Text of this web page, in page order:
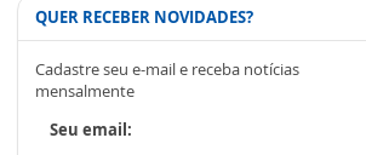
QUER RECEBER NOVIDADES?
Cadastre seu e-mail e receba notícias
mensalmente
Seu email: